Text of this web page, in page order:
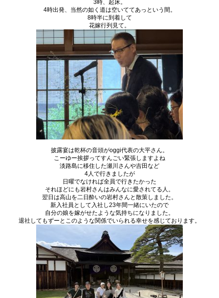
3時、起床。
4時出発、当然の如く道は空いててあっという間。
8時半に到着して
花嫁行列見て。
披露宴は乾杯の音頭がoggi代表の大平さん。
こーゆー挨拶ってすんごい緊張しますよね
淡路島に移住した瀬川さんや吉田など
4人で行きましたが
日曜でなければ全員で行きたかった
それほどにも岩村さんはみんなに愛されてる人。
翌日は高山を二日酔いの岩村さんと散策しました。
新入社員として入社し23年間一緒にいたので
自分の娘を嫁がせたような気持ちになりました。
退社してもずーとこのような関係でいられる幸せを感じております。